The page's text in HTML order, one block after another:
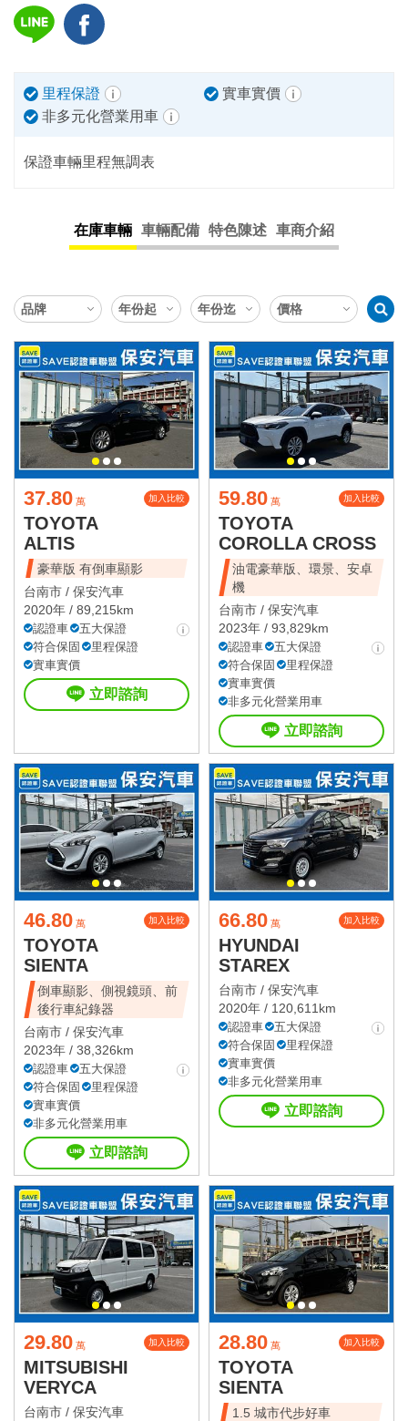
里程保證
實車實價
非多元化營業用車
保證車輛里程無調表
在庫車輛 車輛配備 特色陳述 車商介紹
37.80 萬 加入比較
TOYOTA
ALTIS
豪華版 有倒車顯影
台南市 / 保安汽車
2020年 / 89,215km
認證車
五大保證
符合保固
里程保證
實車實價
立即諮詢
59.80 萬 加入比較
TOYOTA
COROLLA CROSS
油電豪華版、環景、安卓
機
台南市 / 保安汽車
2023年 / 93,829km
認證車
五大保證
符合保固
里程保證
實車實價
非多元化營業用車
立即諮詢
46.80 萬 加入比較
TOYOTA
SIENTA
倒車顯影、側視鏡頭、前
後行車紀錄器
台南市 / 保安汽車
2023年 / 38,326km
認證車
五大保證
符合保固
里程保證
實車實價
非多元化營業用車
立即諮詢
66.80 萬 加入比較
HYUNDAI
STAREX
台南市 / 保安汽車
2020年 / 120,611km
認證車
五大保證
符合保固
里程保證
實車實價
非多元化營業用車
立即諮詢
29.80 萬 加入比較
MITSUBISHI
VERYCA
台南市 / 保安汽車
28.80 萬 加入比較
TOYOTA
SIENTA
1.5 城市代步好車